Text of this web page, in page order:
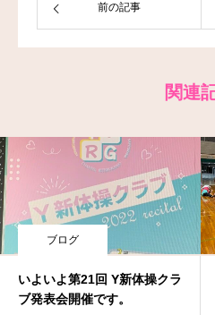
前の記事
関連
ブログ
いよいよ第21回 Y新体操クラ
ブ発表会開催です。